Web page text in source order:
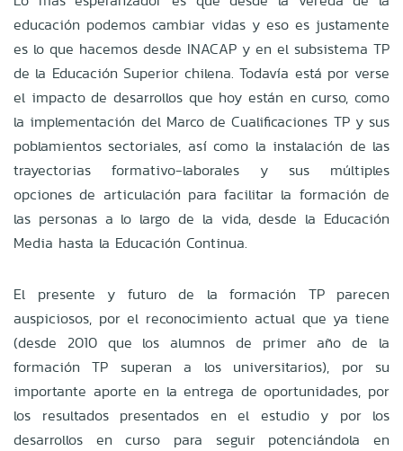
educación podemos cambiar vidas y eso es justamente
es lo que hacemos desde INACAP y en el subsistema TP
de la Educación Superior chilena. Todavía está por verse
el impacto de desarrollos que hoy están en curso, como
la implementación del Marco de Cualificaciones TP y sus
poblamientos sectoriales, así como la instalación de las
trayectorias formativo-laborales y sus múltiples
opciones de articulación para facilitar la formación de
las personas a lo largo de la vida, desde la Educación
Media hasta la Educación Continua.
El presente y futuro de la formación TP parecen
auspiciosos, por el reconocimiento actual que ya tiene
(desde 2010 que los alumnos de primer año de la
formación TP superan a los universitarios), por su
importante aporte en la entrega de oportunidades, por
los resultados presentados en el estudio y por los
desarrollos en curso para seguir potenciándola en